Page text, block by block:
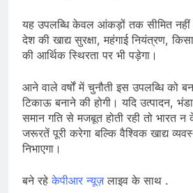
यह उपलब्धि केवल आंकड़ों तक सीमित
देश की खाद्य सुरक्षा, महंगाई नियंत्रण,
की आर्थिक स्थिरता पर भी पड़ेगा।
आने वाले वर्षों में चुनौती इस उपलब्धि को
टिकाऊ बनाने की होगी। यदि उत्पादन,
समान गति से मजबूत होती रही तो भारत
जरूरतें पूरी करेगा बल्कि वैश्विक खाद्य
निभाएगा।
बने रहेकेपीआर न्यूज़लाइव के साथ .